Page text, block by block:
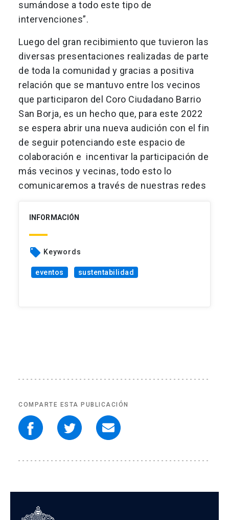
sumándose a todo este tipo de
intervenciones”.
Luego del gran recibimiento que tuvieron las
diversas presentaciones realizadas de parte
de toda la comunidad y gracias a positiva
relación que se mantuvo entre los vecinos
que participaron del Coro Ciudadano Barrio
San Borja, es un hecho que, para este 2022
se espera abrir una nueva audición con el fin
de seguir potenciando este espacio de
colaboración e incentivar la participación de
más vecinos y vecinas, todo esto lo
comunicaremos a través de nuestras redes
INFORMACIÓN
local_offer Keywords
eventos sustentabilidad
COMPARTE ESTA PUBLICACIÓN